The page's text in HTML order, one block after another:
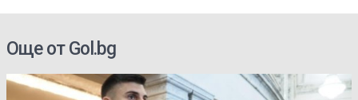
Още от Gol.bg